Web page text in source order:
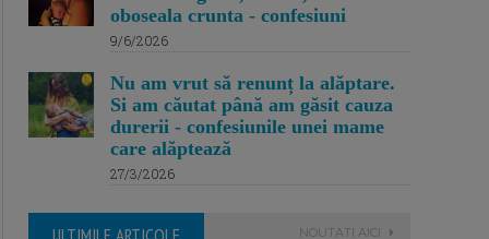
oboseala crunta - confesiuni
9/6/2026
Nu am vrut să renunț la alăptare.
Si am căutat până am găsit cauza
durerii - confesiunile unei mame
care alăptează
27/3/2026
NOUTATI AICI